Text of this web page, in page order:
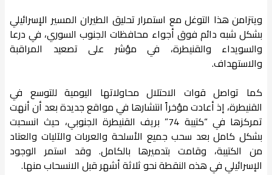
ويتزامن هذا التوغل مع استمرار تحليق الطيران المسير الإسرائيلي
بشكل شبه دائم فوق أجواء محافظات الجنوب السوري، في درعا
والسويداء والقنيطرة، في مؤشر على تصعيد المراقبة
والاستهداف.
كما تواصل قوات الاحتلال محاولاتها اليومية للتوسع في
القنيطرة، إذ أعادت مؤخراً انتشارها في مواقع جديدة بعد أن أنهت
تمركزها في “كتيبة 74” بريف القنيطرة الجنوبي، حيث انسحبت
بشكل كامل بعد سحب جميع الأسلحة والعربات والآليات والعتاد
من الكتيبة، وقامت بتدميرها بالكامل. وقد استمر الوجود
الإسرائيلي في هذه النقطة نحو ثلاثة أشهر قبل الانسحاب منها.